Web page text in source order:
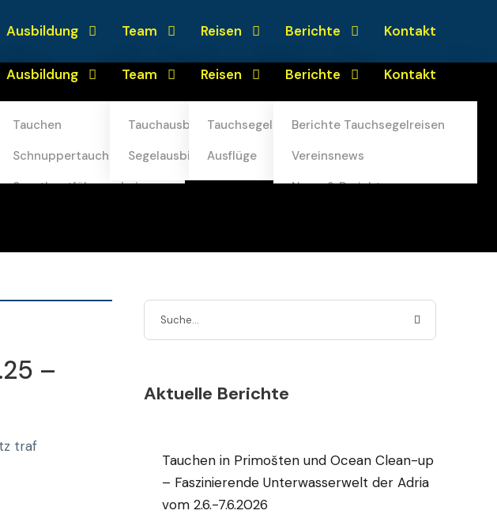
Ausbildung
Tauchen
Schnuppertauchen
Sportbootführerscheine
Team
Tauchausbilder
Segelausbilder
Reisen
Tauchsegelreisen
Ausflüge
Berichte
Berichte Tauchsegelreisen
Vereinsnews
News & Berichte
Kontakt
–
traf
Aktuelle Berichte
Tauchen in Primošten und Ocean Clean-up
– Faszinierende Unterwasserwelt der Adria
vom 2.6.-7.6.2026
Ausbildung
Schnuppertauchen
Sportbootführerscheine
Team
Segelausbilder
Reisen
Ausflüge
Berichte
Vereinsnews
News & Berichte
Newsletter
Kontakt